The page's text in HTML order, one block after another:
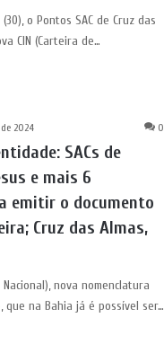
o Pontos SAC de Cruz das
CIN (Carteira de…
2024 0
SACs de
e mais 6
emitir o documento
Cruz das Almas,
nova nomenclatura
que na Bahia já é possível ser…